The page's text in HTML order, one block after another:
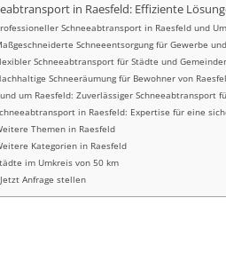
in Raesfeld: Effiziente
Schneeabtransport in Raesfeld und
Schneeentsorgung für Gewerbe
Schneeabtransport für Städte und
Schneeräumung für Bewohner von
um Raesfeld: Zuverlässiger Schneeabtransport
in Raesfeld: Expertise für eine
Themen in Raesfeld
Kategorien in Raesfeld
im Umkreis von 50 km
Jetzt Anfrage stellen